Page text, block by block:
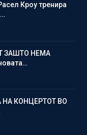
Кроу тренира
ЗАШТО НЕМА
КОНЦЕРТОТ ВО